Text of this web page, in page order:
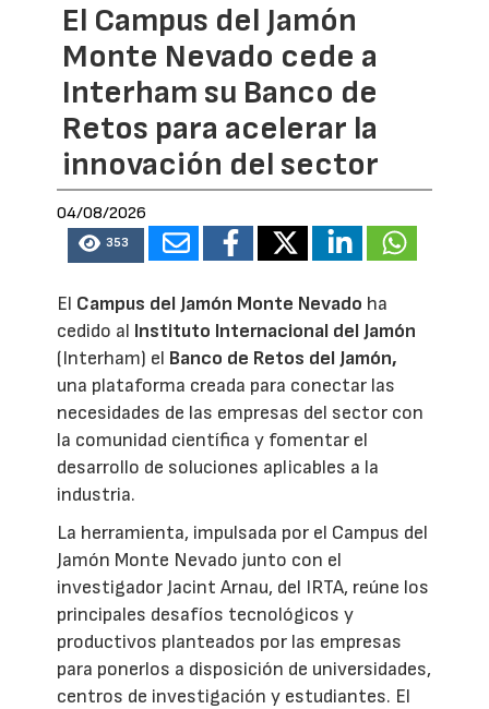
El Campus del Jamón
Monte Nevado cede a
Interham su Banco de
Retos para acelerar la
innovación del sector
04/08/2026
353
El Campus del Jamón Monte Nevado ha
cedido al Instituto Internacional del Jamón
(Interham) el Banco de Retos del Jamón,
una plataforma creada para conectar las
necesidades de las empresas del sector con
la comunidad científica y fomentar el
desarrollo de soluciones aplicables a la
industria.
La herramienta, impulsada por el Campus del
Jamón Monte Nevado junto con el
investigador Jacint Arnau, del IRTA, reúne los
principales desafíos tecnológicos y
productivos planteados por las empresas
para ponerlos a disposición de universidades,
centros de investigación y estudiantes. El